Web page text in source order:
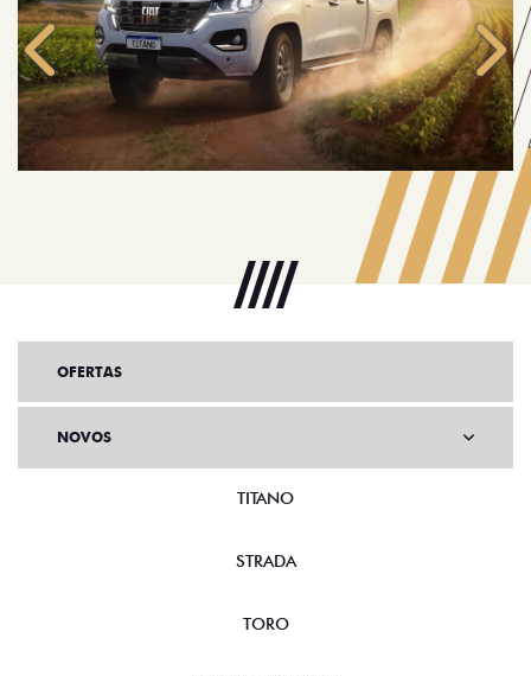
Anterior
OFERTAS
NOVOS
TITANO
STRADA
TORO